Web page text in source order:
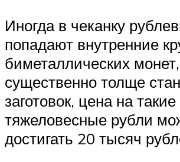
Иногда в чеканку
попадают внутренние
биметаллических
существенно толще
заготовок, цена на такие
тяжеловесные рубли
достигать 20 тысяч